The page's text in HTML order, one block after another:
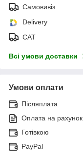
Самовивіз
Delivery
САТ
Всі умови доставки
Умови оплати
Післяплата
Оплата на рахунок
Готівкою
PayPal